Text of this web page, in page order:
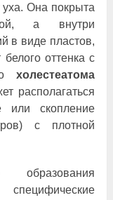
уха. Она покрыта
а внутри
в виде пластов,
оттенка с
холестеатома
располагаться
или скопление
с плотной
образования